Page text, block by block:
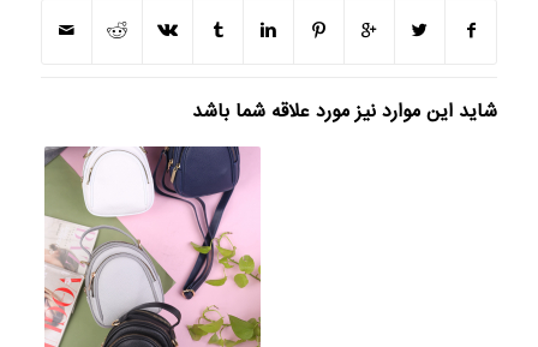
شاید این موارد نیز مورد علاقه شما باشد